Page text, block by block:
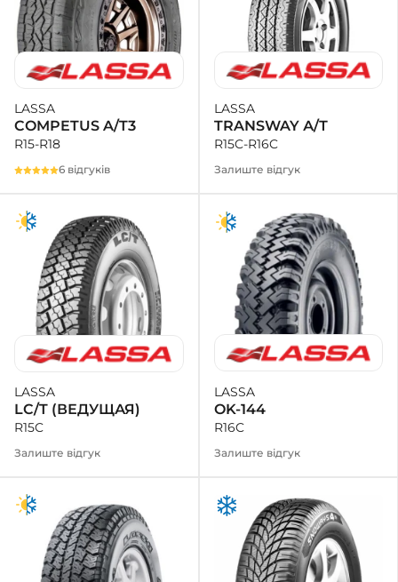
LASSA
COMPETUS A/T3
R15-R18
6 відгуків
LASSA
TRANSWAY А/Т
R15C-R16C
Залиште відгук
LASSA
LC/T (ВЕДУЩАЯ)
R15C
Залиште відгук
LASSA
OK-144
R16C
Залиште відгук